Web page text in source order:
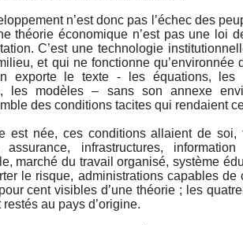
n’est donc pas l’échec des
théorie économique n’est pas une loi
C’est une technologie
et qui ne fonctionne qu’environnée
exporte le texte - les équations, les
les modèles – sans son annexe
des conditions tacites qui rendaient
est née, ces conditions allaient de soi,
assurance, infrastructures,
marché du travail organisé, système
le risque, administrations capables de
cent visibles d’une théorie ; les
restés au pays d’origine.